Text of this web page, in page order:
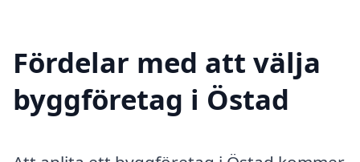
Fördelar med att välja
byggföretag i Östad